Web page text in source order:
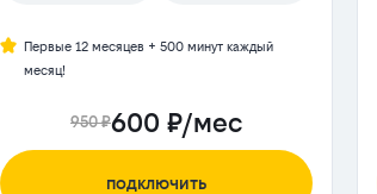
Первые 12 месяцев + 500 минут каждый
месяц!
950 ₽600 ₽/мес
подключить